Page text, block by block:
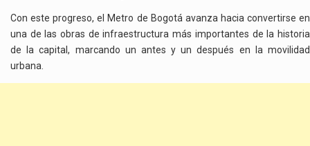
Con este progreso, el Metro de Bogotá avanza hacia convertirse en
una de las obras de infraestructura más importantes de la historia
de la capital, marcando un antes y un después en la movilidad
urbana.